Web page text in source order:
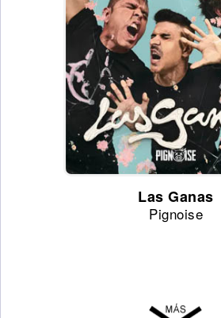
Las Ganas
Pignoise